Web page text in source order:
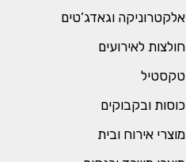
אלקטרוניקה וגאדג’טים
חולצות לאירועים
טקסטיל
כוסות ובקבוקים
מוצרי אירוח ובית